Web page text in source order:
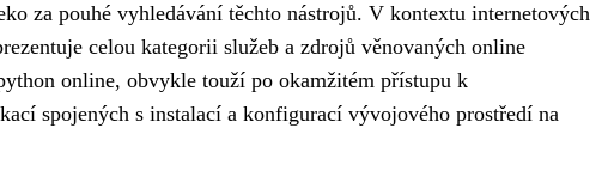
za pouhé vyhledávání těchto nástrojů. V kontextu internetových
celou kategorii služeb a zdrojů věnovaných online
online, obvykle touží po okamžitém přístupu k
spojených s instalací a konfigurací vývojového prostředí na